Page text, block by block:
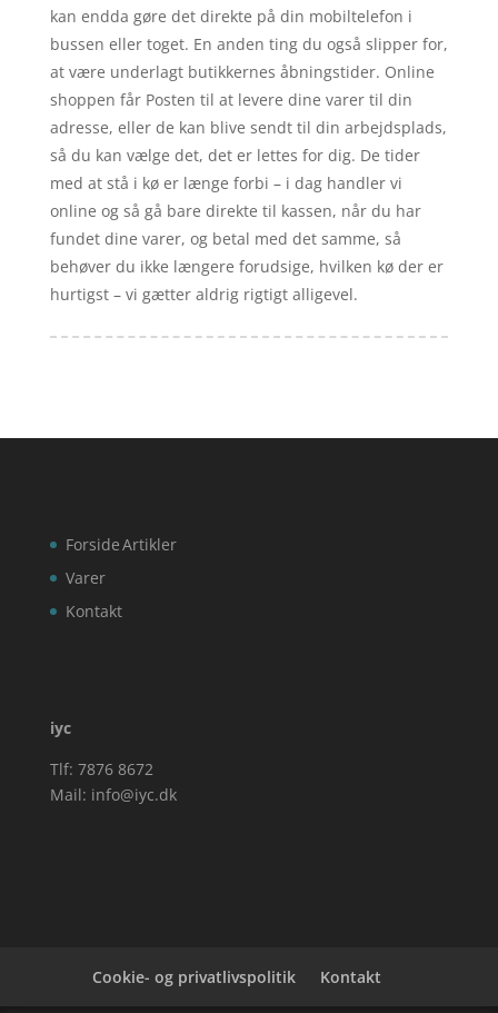
kan endda gøre det direkte på din mobiltelefon i
bussen eller toget. En anden ting du også slipper for,
at være underlagt butikkernes åbningstider. Online
shoppen får Posten til at levere dine varer til din
adresse, eller de kan blive sendt til din arbejdsplads,
så du kan vælge det, det er lettes for dig. De tider
med at stå i kø er længe forbi – i dag handler vi
online og så gå bare direkte til kassen, når du har
fundet dine varer, og betal med det samme, så
behøver du ikke længere forudsige, hvilken kø der er
hurtigst – vi gætter aldrig rigtigt alligevel.
Forside
Varer
Kontakt
Artikler
iyc
Tlf: 7876 8672
Mail: info@iyc.dk
Cookie- og privatlivspolitik Kontakt